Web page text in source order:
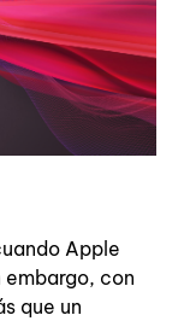
Apple
embargo, con
que un